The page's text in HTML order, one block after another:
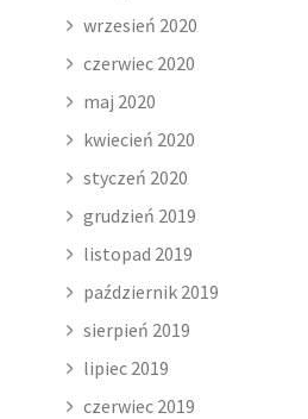
wrzesień 2020
czerwiec 2020
maj 2020
kwiecień 2020
styczeń 2020
grudzień 2019
listopad 2019
październik 2019
sierpień 2019
lipiec 2019
czerwiec 2019